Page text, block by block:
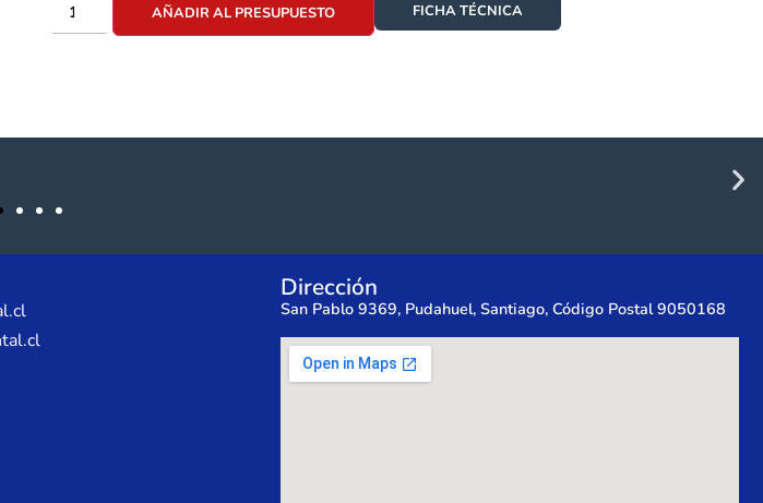
AÑADIR AL PRESUPUESTO FICHA TÉCNICA
Dirección
San Pablo 9369, Pudahuel, Santiago, Código Postal 9050168